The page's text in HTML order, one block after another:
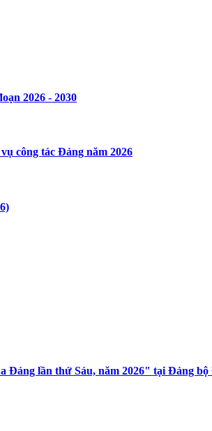
2026 - 2030
công tác Đảng năm 2026
lần thứ Sáu, năm 2026" tại Đảng